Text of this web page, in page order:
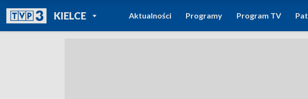
KIELCEPOWRÓT DO
TVP REGIONY
Aktualności Programy Program TV